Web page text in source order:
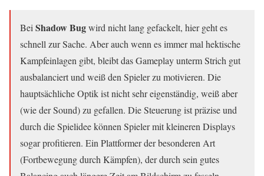
Bei Shadow Bugwird nicht lang gefackelt, hier geht es
schnell zur Sache. Aber auch wenn es immer mal hektische
Kampfeinlagen gibt, bleibt das Gameplay unterm Strich gut
ausbalanciert und weiß den Spieler zu motivieren. Die
hauptsächliche Optik ist nicht sehr eigenständig, weiß aber
(wie der Sound) zu gefallen. Die Steuerung ist präzise und
durch die Spielidee können Spieler mit kleineren Displays
sogar profitieren. Ein Plattformer der besonderen Art
(Fortbewegung durch Kämpfen), der durch sein gutes